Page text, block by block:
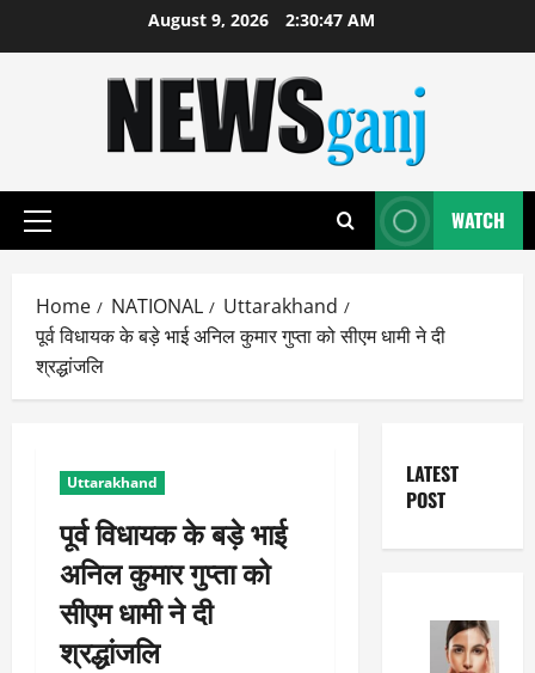
August 9, 2026 2:30:47 AM
Primary
WATCH
Home NATIONAL
Uttarakhand
पूर्व विधायक के बड़े भाई अनिल कुमार गुप्ता को सीएम धामी ने दी
श्रद्धांजलि
Uttarakhand
पूर्व विधायक के बड़े भाई
अनिल कुमार गुप्ता को
सीएम धामी ने दी
श्रद्धांजलि
LATEST
POST